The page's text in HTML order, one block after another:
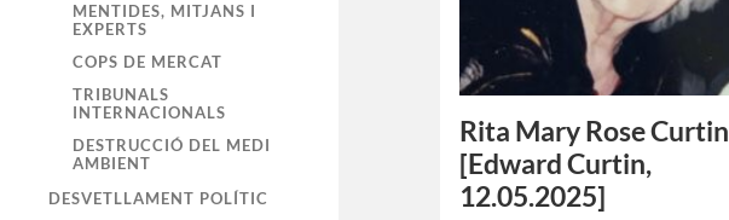
MENTIDES, MITJANS I
EXPERTS
COPS DE MERCAT
TRIBUNALS
INTERNACIONALS
DESTRUCCIÓ DEL MEDI
AMBIENT
DESVETLLAMENT POLÍTIC
Rita Mary Rose Curtin
[Edward Curtin,
12.05.2025]